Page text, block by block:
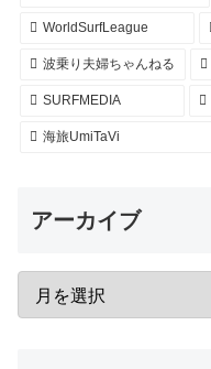
WorldSurfLeague
波乗り夫婦ちゃんねる
SURFMEDIA
海旅UmiTaVi
アーカイブ